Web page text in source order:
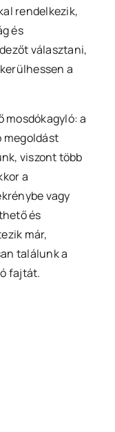
rendelkezik,
és
választani,
a
mosdókagyló: a
megoldást
viszont több
a
vagy
és
már,
találunk a
fajtát.